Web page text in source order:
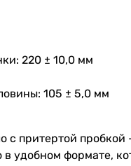
220 ± 10,0 мм
105 ± 5,0 мм
с притертой
в удобном формате,